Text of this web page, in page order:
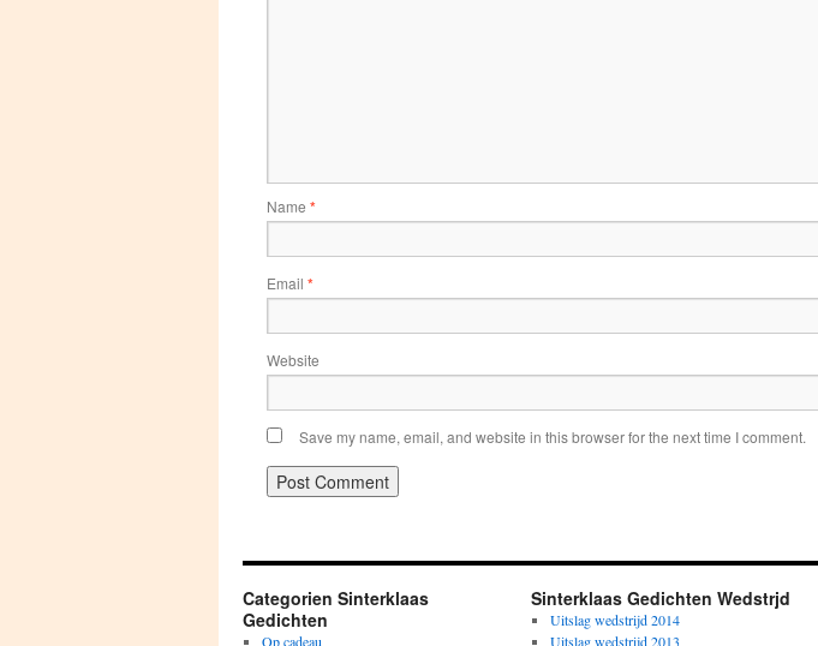
Name *
Email *
Website
Save my name, email, and website in this browser for the next time I comment.
Categorien Sinterklaas
Gedichten
Op cadeau
Sinterklaas Gedichten Wedstrjd
Uitslag wedstrijd 2014
Uitslag wedstrijd 2013